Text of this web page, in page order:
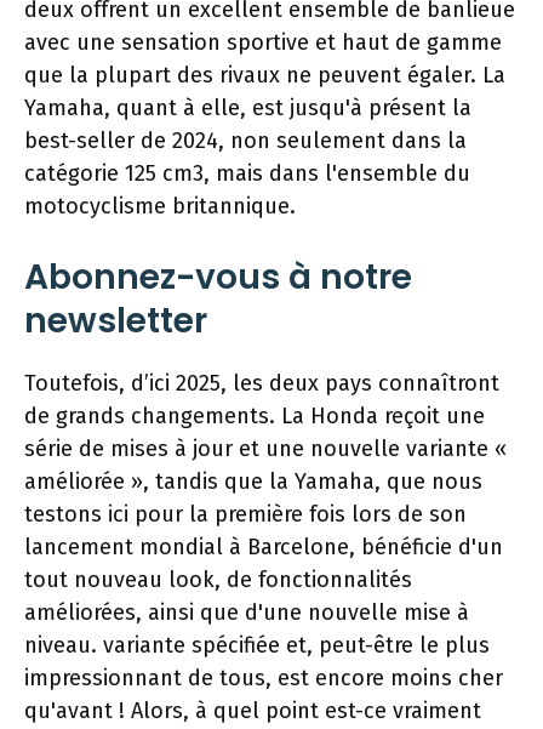
deux offrent un excellent ensemble de banlieue
avec une sensation sportive et haut de gamme
que la plupart des rivaux ne peuvent égaler. La
Yamaha, quant à elle, est jusqu'à présent la
best-seller de 2024, non seulement dans la
catégorie 125 cm3, mais dans l'ensemble du
motocyclisme britannique.
Abonnez-vous à notre
newsletter
Toutefois, d’ici 2025, les deux pays connaîtront
de grands changements. La Honda reçoit une
série de mises à jour et une nouvelle variante «
améliorée », tandis que la Yamaha, que nous
testons ici pour la première fois lors de son
lancement mondial à Barcelone, bénéficie d'un
tout nouveau look, de fonctionnalités
améliorées, ainsi que d'une nouvelle mise à
niveau. variante spécifiée et, peut-être le plus
impressionnant de tous, est encore moins cher
qu'avant ! Alors, à quel point est-ce vraiment